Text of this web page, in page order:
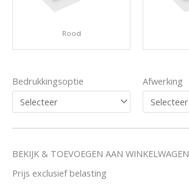
Rood
Bedrukkingsoptie Afwerking
BEKIJK & TOEVOEGEN AAN WINKELWAGEN
Prijs exclusief belasting